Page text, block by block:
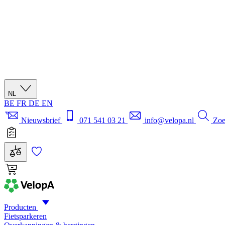
NL
BE FR DE EN
Nieuwsbrief
071 541 03 21 info@velopa.nl
Producten
Fietsparkeren